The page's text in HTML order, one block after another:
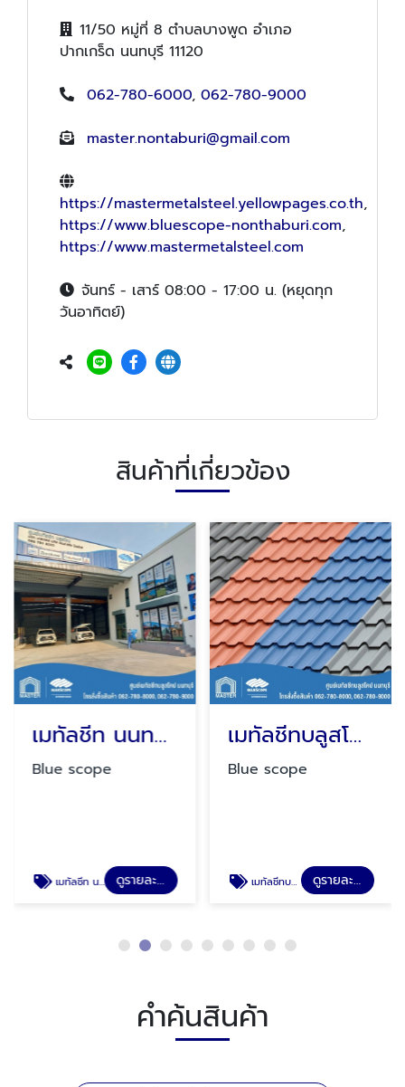
11/50 หมู่ที่ 8 ตำบลบางพูด อำเภอ
ปากเกร็ด นนทบุรี 11120
062-780-6000, 062-780-9000
master.nontaburi@gmail.com
https://mastermetalsteel.yellowpages.co.th,
https://www.bluescope-nonthaburi.com,
https://www.mastermetalsteel.com
จันทร์ - เสาร์ 08:00 - 17:00 น. (หยุดทุก
วันอาทิตย์)
สินค้าที่เกี่ยวข้อง
เมทัลชีท นนทบุรี
Blue scope
เมทัลชีท นนทบุรี ดูรายละเอียด
เมทัลชีทบลูสโคป ราคา
Blue scope
เมทัลชีทบลูสโคป ราคา ดูรายละเอียด
คำค้นสินค้า